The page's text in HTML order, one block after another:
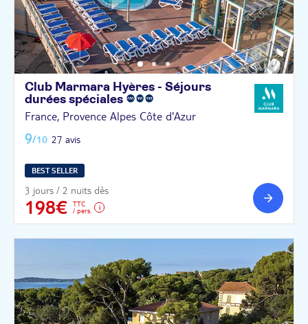
Club Marmara Hyères - Séjours
durées spéciales
France, Provence Alpes Côte d'Azur
9/10 27 avis
BEST SELLER
3 jours / 2 nuits dès
198€
TTC
/ pers.